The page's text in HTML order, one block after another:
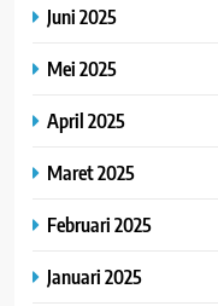
Juni 2025
Mei 2025
April 2025
Maret 2025
Februari 2025
Januari 2025